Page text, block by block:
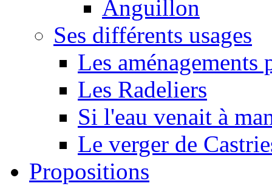
Anguillon
Ses différents usages
Les
Les Radeliers
Si l'eau venait à
Le verger de
Propositions